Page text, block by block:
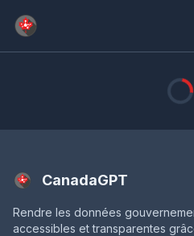
CanadaGPT
Rendre les données
accessibles et transparentes